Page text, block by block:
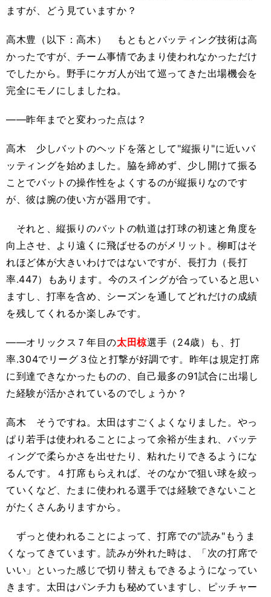
ますが、どう見ていますか？
高木豊（以下：高木） もともとバッティング技術は高
かったですが、チーム事情であまり使われなかっただけ
でしたから。野手にケガ人が出て巡ってきた出場機会を
完全にモノにしましたね。
――昨年までと変わった点は？
高木 少しバットのヘッドを落として"縦振り"に近いバ
ッティングを始めました。脇を締めず、少し開けて振る
ことでバットの操作性をよくするのが縦振りなのです
が、彼は腕の使い方が器用です。
それと、縦振りのバットの軌道は打球の初速と角度を
向上させ、より遠くに飛ばせるのがメリット。柳町はそ
れほど体が大きいわけではないですが、長打力（長打
率.447）もあります。今のスイングが合っていると思い
ますし、打率を含め、シーズンを通してどれだけの成績
を残してくれるか楽しみです。
――オリックス７年目の太田椋選手（24歳）も、打
率.304でリーグ３位と打撃が好調です。昨年は規定打席
に到達できなかったものの、自己最多の91試合に出場し
た経験が活かされているのでしょうか？
高木 そうですね。太田はすごくよくなりました。やっ
ぱり若手は使われることによって余裕が生まれ、バッテ
ィングで柔らかさを出せたり、粘れたりできるようにな
るんです。４打席もらえれば、そのなかで狙い球を絞っ
ていくなど、たまに使われる選手では経験できないこと
がたくさんありますから。
ずっと使われることによって、打席での"読み"もうま
くなってきています。読みが外れた時は、「次の打席で
いい」といった感じで切り替えもできるようになってい
きます。太田はパンチ力も秘めていますし、ピッチャー